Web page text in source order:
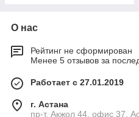
О нас
Рейтинг не сформирован
Менее 5 отзывов за
Работает с 27.01.2019
г. Астана
пр-т. Акжол 44, офис 37,